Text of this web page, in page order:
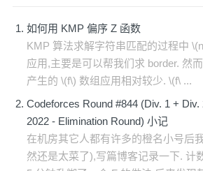
如何用 KMP 偏序 Z 函数
KMP 算法求解字符串匹配的过程中
应用,主要是可以帮我们求 border. 然
产生的 \(f\) 数组应用相对较少. \(f\ ...
Codeforces Round #844 (Div. 1 +
2022 - Elimination Round) 小记
在机房其它人都有许多的橙名小号后
然还是太菜了),写篇博客记录一下. 计